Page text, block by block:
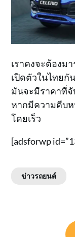
เราคงจะต้องม
เปิดตัวในไทยกั
มันจะมีราคาที่
หากมีความคืบห
โดยเร็ว
[adsforwp
ข่าวรถยนต์